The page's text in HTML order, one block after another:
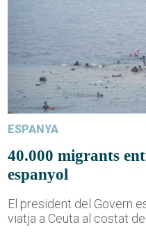
ESPANYA
40.000 migrants
espanyol
El president del Govern
viatja a Ceuta al costat